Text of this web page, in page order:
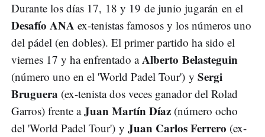
Durante los días 17, 18 y 19 de junio jugarán en el
Desafío ANA ex-tenistas famosos y los números uno
del pádel (en dobles). El primer partido ha sido el
viernes 17 y ha enfrentado aAlberto Belasteguin
(número uno en el 'World Padel Tour') y Sergi
Bruguera (ex-tenista dos veces ganador del Rolad
Garros) frente aJuan Martín Díaz (número ocho
del 'World Padel Tour') y Juan Carlos Ferrero (ex-